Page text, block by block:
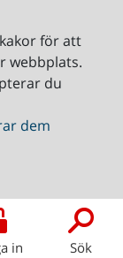
för att
webbplats.
du
dem
in Sök